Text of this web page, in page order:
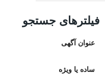
فیلترهای جستجو
عنوان آگهی
ساده یا ویژه